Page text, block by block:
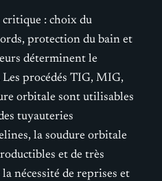
critique : choix du
protection du bain et
déterminent le
procédés TIG, MIG,
orbitale sont utilisables
tuyauteries
la soudure orbitale
et de très
nécessité de reprises et